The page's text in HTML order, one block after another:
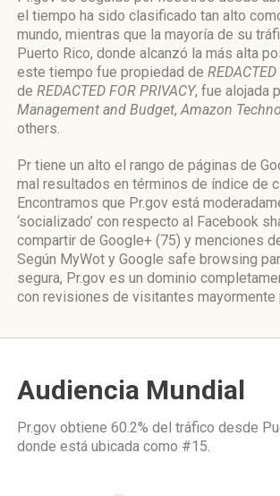
el tiempo ha sido clasificado tan alto
mundo, mientras que la mayoría de su
Puerto Rico, donde alcanzó la más alta
este tiempo fue propiedad de
de REDACTED FOR PRIVACY, fue alojada
Management and Budget,Amazon
others.
Pr tiene un alto el rango de páginas de
mal resultados en términos de índice de
Encontramos que Pr.gov está
‘socializado’ con respecto al Facebook
compartir de Google+ (75) y menciones
Según MyWot y Google safe browsing
segura, Pr.gov es un dominio
con revisiones de visitantes mayormente
Audiencia Mundial
Pr.gov obtiene 60.2% del tráfico desde
donde está ubicada como #15.